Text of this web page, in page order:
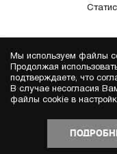
Мы используем файлы
Продолжая
подтверждаете, что
В случае несогласия
файлы cookie в